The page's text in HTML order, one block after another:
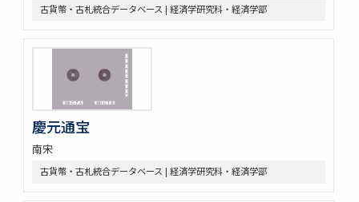
古貨幣・古札統合データベース | 経済学研究科・経済学部
慶元通宝
南宋
古貨幣・古札統合データベース | 経済学研究科・経済学部